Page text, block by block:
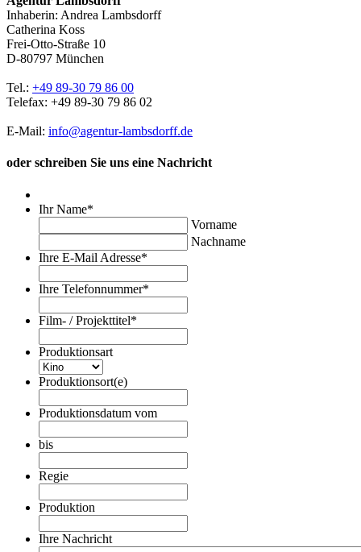
Inhaberin: Andrea Lambsdorff
Catherina Koss
Frei-Otto-Straße 10
D-80797 München
Tel.: +49 89-30 79 86 00
Telefax: +49 89-30 79 86 02
E-Mail: info@agentur-lambsdorff.de
oder schreiben Sie uns eine Nachricht
Ihr Name*
Vorname
Nachname
Ihre E-Mail Adresse*
Ihre Telefonnummer*
Film- / Projekttitel*
Produktionsart
Produktionsort(e)
Produktionsdatum vom
Punkt
MM
Punkt
JJJJ
bis
Punkt
MM
Punkt
JJJJ
Regie
Produktion
Ihre Nachricht